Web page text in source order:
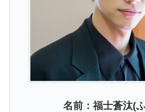
名前：福士蒼汰(